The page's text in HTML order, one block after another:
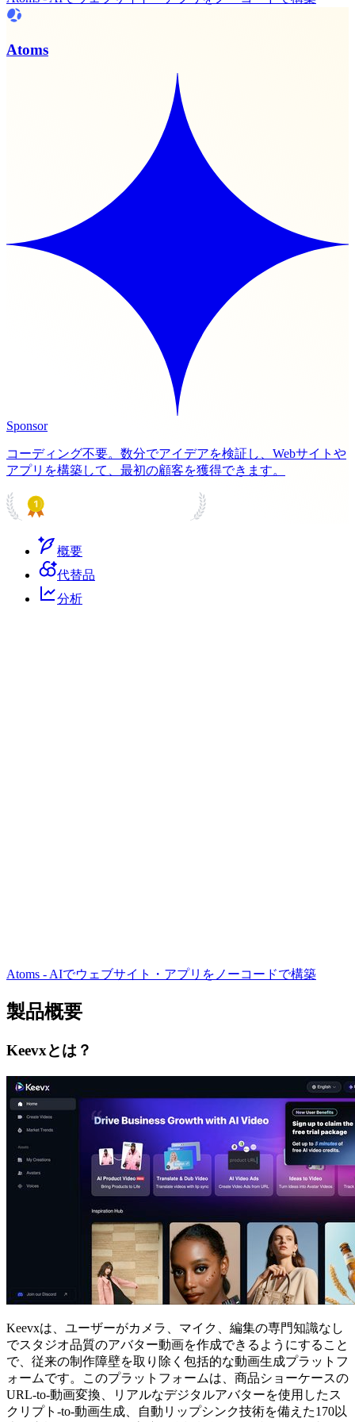
Atoms
Sponsor
コーディング不要。数分でアイデアを検証し、Webサイトや
アプリを構築して、最初の顧客を獲得できます。
概要
代替品
分析
Atoms - AIでウェブサイト・アプリをノーコードで構築
製品概要
Keevxとは？
Keevxは、ユーザーがカメラ、マイク、編集の専門知識なし
でスタジオ品質のアバター動画を作成できるようにすること
で、従来の制作障壁を取り除く包括的な動画生成プラットフ
ォームです。このプラットフォームは、商品ショーケースの
URL-to-動画変換、リアルなデジタルアバターを使用したス
クリプト-to-動画生成、自動リップシンク技術を備えた170以